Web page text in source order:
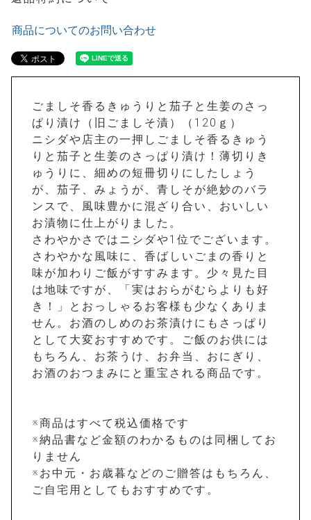
商品についてのお問い合わせ
ごましそ香るきゅうりと茄子と生姜のさっ
ぱり漬け（旧ごましそ漬）（120ｇ）
ニシダや店主の一押しごましそ香るきゅう
りと茄子と生姜のさっぱり漬け！薄切りき
ゅうりに、細めの短冊切りにしたしょう
が、茄子、みょうが、青しそが絶妙のバラ
ンスで、風味豊かに混ざり合い、おいしい
お漬物に仕上がりました。
さわやかさではニシダや1位でございます。
さわやかな風味に、香ばしいごまの香りと
味が加わりご飯がすすみます。少々見た目
は地味ですが、「実はおらがむらよりも好
き！」とおっしゃるお客様も少なくありま
せん。お酒のしめのお茶漬けにもさっぱり
として大変おすすめです。ご飯のお供には
もちろん、お茶うけ、お弁当、おにぎり、
お酒のおつまみにと重宝される商品です。
※商品はすべて税込価格です
※納品書など金額のわかるものは同梱してお
りません
※お中元・お歳暮などのご贈答はもちろん、
ご自宅用としてもおすすめです。